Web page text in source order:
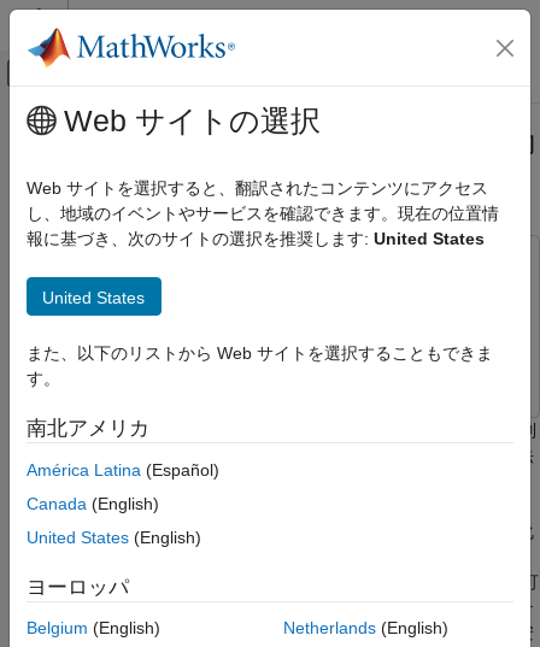
コンテンツへスキップ
オフキャンバス ナビゲーション メ
ドキュメンテーションのホーム
Control System Toolbox
制御システムの設計と調整
制御システム調整器による調整
制御システム調整器を使用した制御システム
の調整
制御システム モデル
調整のためのモデルの設定
制御システムの調整
調整された設計の検証
メインコンテンツ
制御システム調整器を使用した制御
システムの調整
Control System Toolbox
SimulinkSimulink
この例では、Simulink® でモデル化された MIMO マルチループ制
御システムを制御システム調整器アプリを使用して調整する方法
を示します。
制御システム調整器では、任意の制御アーキテクチャをモデル化
ーラー コンポーネントの構造を指定できます。モデル内の調整可
能にするブロックを指定します。それらのブロックが制御システ
ム調整器でパラメーター化され、設定点の追従、外乱の抑制、安
Web サイトの選択
Web サイトを選択すると、翻訳されたコンテンツにアクセス
し、地域のイベントやサービスを確認できます。現在の位置情
報に基づき、次のサイトの選択を推奨します: United States
United States
また、以下のリストから Web サイトを選択することもできま
す。
南北アメリカ
América Latina (Español)
Canada (English)
United States (English)
ヨーロッパ
Belgium (English)
Netherlands(English)